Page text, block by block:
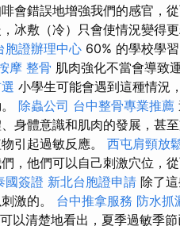
會錯誤地增強我們的感官，
冰敷（冷）只會使情況變得
胞證辦理中心 60% 的學校學
摩 整骨 肌肉強化不當會導致
小學生可能會遇到這種情況
除蟲公司 台中整骨專業推薦
身體意識和肌肉的發展，甚
引起過敏反應。 西屯肩頸放
，他們可以自己刺激穴位，
國簽證 新北台胞證申請 除了
激的。 台中推拿服務 防水抓
以清楚地看出，夏季過敏季